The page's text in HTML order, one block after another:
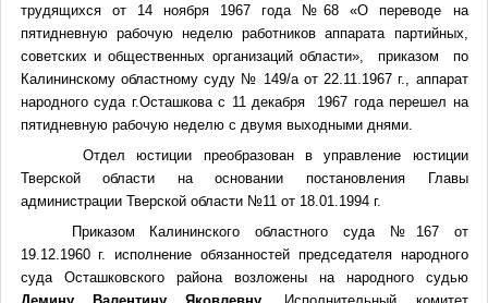
трудящихся от 14 ноября 1967 года №68 «О переводе на
пятидневную рабочую неделю работников аппарата партийных,
советских и общественных организаций области»,
приказом
по
Калининскому областному суду № 149/а от 22.11.1967 г., аппарат
народного суда г.Осташкова с 11 декабря
1967 года перешел на
пятидневную рабочую неделю с двумя выходными днями.
Отдел юстиции преобразован в управление юстиции
Тверской области на основании постановления Главы
администрации Тверской области №11 от 18.01.1994 г.
Приказом Калининского областного суда №167 от
19.12.1960 г. исполнение обязанностей председателя народного
суда Осташковского района возложены на народного судью